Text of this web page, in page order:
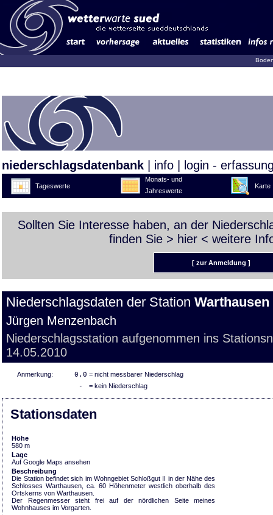
niederschlagsdatenbank info login -
Tageswerte
Monats- und
Jahreswerte
Karte
Sollten Sie Interesse haben, an der
finden Sie > hier < weitere
[ zur Anmeldung ]
Niederschlagsdaten der Station Warthausen
Jürgen Menzenbach
Niederschlagsstation aufgenommen ins
14.05.2010
Anmerkung: 0,0 = nicht messbarer Niederschlag
- = kein Niederschlag
Stationsdaten
Höhe
580 m
Lage
Auf Google Maps ansehen
Beschreibung
Die Station befindet sich im Wohngebiet Schloßgut II in der Nähe des
Schlosses Warthausen, ca. 60 Höhenmeter westlich oberhalb des
Ortskerns von Warthausen.
Der Regenmesser steht frei auf der nördlichen Seite meines
Wohnhauses im Vorgarten.